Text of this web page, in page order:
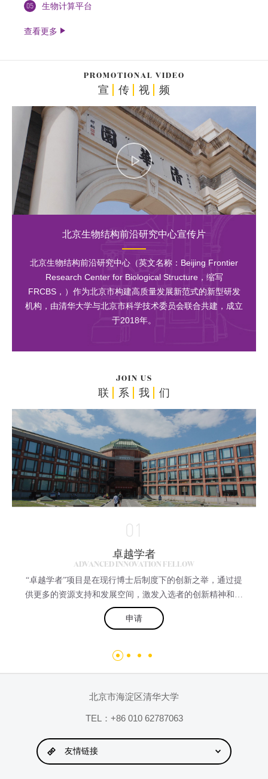
05 生物计算平台
查看更多
PROMOTIONAL VIDEO
宣 传 视 频
北京生物结构前沿研究中心宣传片
北京生物结构前沿研究中心（英文名称：Beijing Frontier
Research Center for Biological Structure，缩写
FRCBS，）作为北京市构建高质量发展新范式的新型研发
机构，由清华大学与北京市科学技术委员会联合共建，成立
于2018年。
JOIN US
联 系 我 们
01
卓越学者
ADVANCED INNOVATION FELLOW
“卓越学者”项目是在现行博士后制度下的创新之举，通过提
供更多的资源支持和发展空间，激发入选者的创新精神和工
作热情，敢于从事高难度的研究和工程项目。入选者将在多
名中心PI的共同指导下，参与或负责中心设立的特定研究项
年，最多参与两期。期满后，优秀者可申请加入中心，成为
补贴与国际水平的薪资奖金相当，详情可面议。
申请
北京市海淀区清华大学
TEL：+86 010 62787063